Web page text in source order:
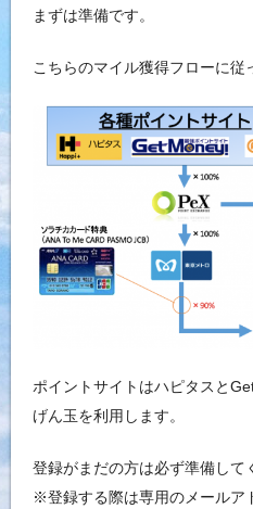
まずは準備です。
こちらのマイル獲得フローに従
ポイントサイトはハピタスと
げん玉を利用します。
登録がまだの方は必ず準備して
※登録する際は専用のメールア